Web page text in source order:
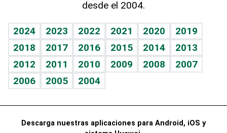
Vida y familia
Eñe
Celebrando la vida
Sin complejos
En pocas palabras
Escuchando al corazón
TBT Deportivo
Guía del dinero
Horóscopos
Juegos
desde el 2004.
2024 2023 2022 2021 2020
2019
2018
2017 2016 2015 2014
2013
2012
2011 2010 2009 2008
2007
2006
2005 2004
Descarga nuestras aplicaciones para Android, iOS y